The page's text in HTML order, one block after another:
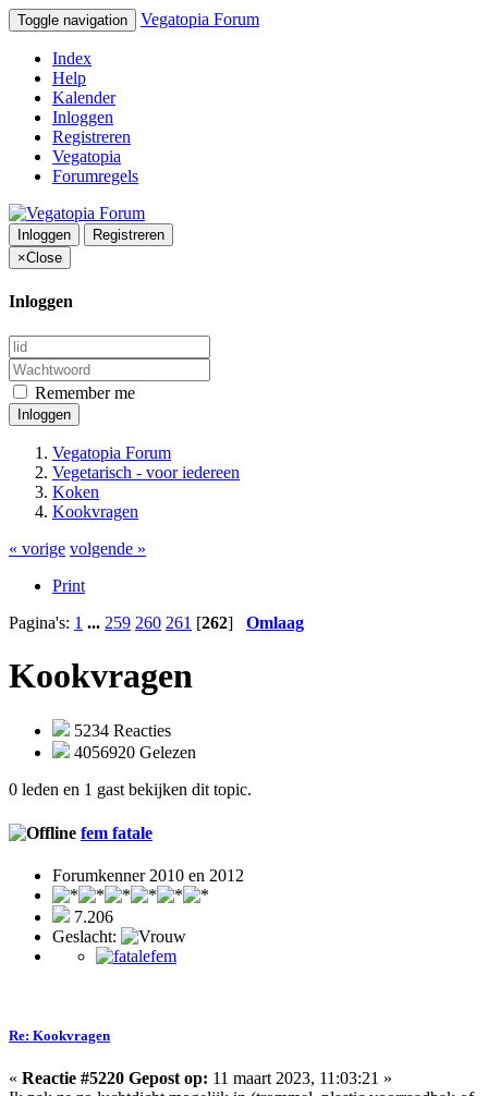
Toggle navigation Vegatopia Forum
Index
Help
Kalender
Inloggen
Registreren
Vegatopia
Forumregels
Inloggen
Registreren
×Close
Inloggen
Remember me
Inloggen
Vegatopia Forum
Vegetarisch - voor iedereen
Koken
Kookvragen
« vorige volgende »
Print
Pagina's: 1 ... 259 260 261 [262] Omlaag
Kookvragen
5234 Reacties
4056920 Gelezen
0 leden en 1 gast bekijken dit topic.
fem fatale
Forumkenner 2010 en 2012
7.206
Geslacht:
Re: Kookvragen
« Reactie #5220 Gepost op: 11 maart 2023, 11:03:21 »